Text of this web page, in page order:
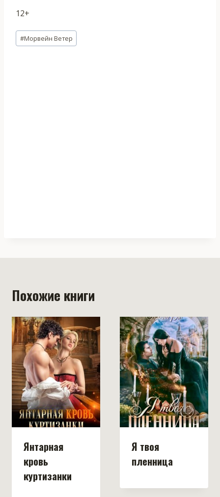
12+
Метки
записи:
#Морвейн Ветер
Похожие книги
Янтарная
кровь
куртизанки
Я твоя
пленница